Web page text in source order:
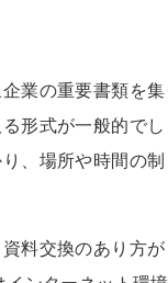
業の重要書類を集
形式が一般的でし
、場所や時間の制
料交換のあり方が